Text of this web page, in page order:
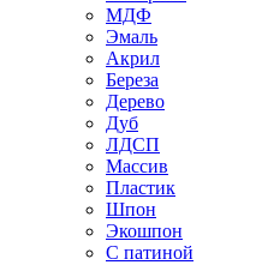
МДФ
Эмаль
Акрил
Береза
Дерево
Дуб
ЛДСП
Массив
Пластик
Шпон
Экошпон
С патиной